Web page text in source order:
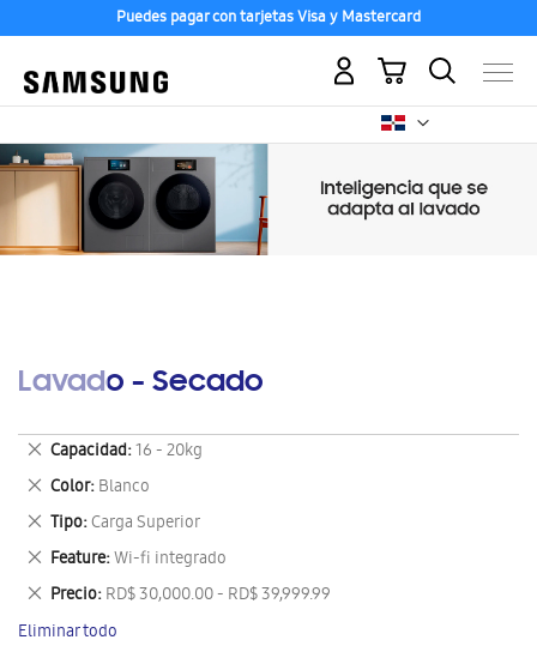
Puedes pagar con tarjetas Visa y Mastercard
Mi carrito
Lavado - Secado
Capacidad 16 - 20kg
Eliminar
este
artículo
Color Blanco
Eliminar
este
artículo
Tipo Carga Superior
Eliminar
este
artículo
Feature Wi-fi integrado
Eliminar
este
artículo
Precio RD$ 30,000.00 - RD$ 39,999.99
Eliminar
este
artículo
Eliminar todo